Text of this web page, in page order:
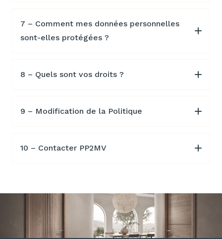
7 – Comment mes données personnelles
sont-elles protégées ?
8 – Quels sont vos droits ?
9 – Modification de la Politique
10 – Contacter PP2MV